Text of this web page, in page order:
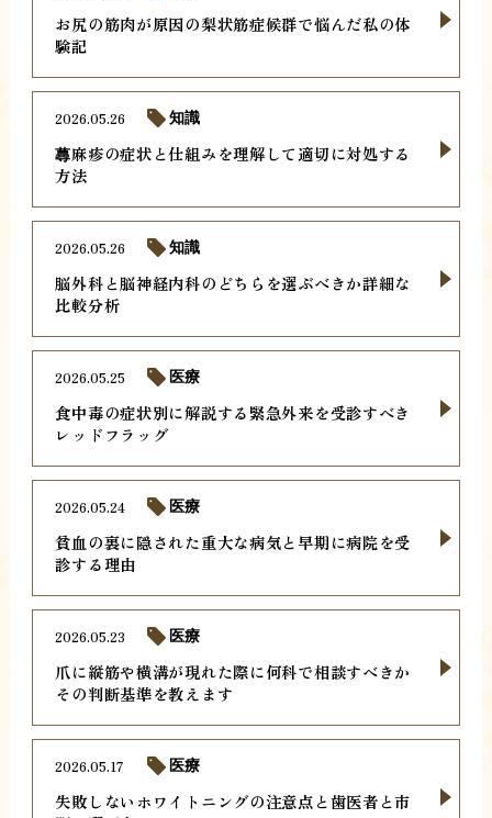
お尻の筋肉が原因の梨状筋症候群で悩んだ私の体
験記
蕁麻疹の症状と仕組みを理解して適切に対処する
方法
2026.05.26 知識
脳外科と脳神経内科のどちらを選ぶべきか詳細な
比較分析
2026.05.26 知識
食中毒の症状別に解説する緊急外来を受診すべき
レッドフラッグ
2026.05.25 医療
貧血の裏に隠された重大な病気と早期に病院を受
診する理由
2026.05.24 医療
爪に縦筋や横溝が現れた際に何科で相談すべきか
その判断基準を教えます
2026.05.23 医療
失敗しないホワイトニングの注意点と歯医者と市
2026.05.17 医療